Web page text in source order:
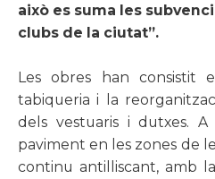
això es suma les
clubs de la ciutat”.
Les obres han consistit
tabiqueria i la
dels vestuaris i dutxes. A
paviment en les zones de
continu antilliscant, amb